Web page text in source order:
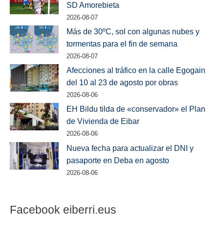
SD Amorebieta
2026-08-07
Más de 30ºC, sol con algunas nubes y
tormentas para el fin de semana
2026-08-07
Afecciones al tráfico en la calle Egogain
del 10 al 23 de agosto por obras
2026-08-06
EH Bildu tilda de «conservador» el Plan
de Vivienda de Eibar
2026-08-06
Nueva fecha para actualizar el DNI y
pasaporte en Deba en agosto
2026-08-06
Facebook eiberri.eus